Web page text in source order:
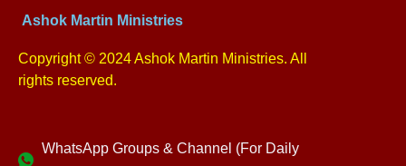
Ashok Martin Ministries
Copyright © 2024 Ashok Martin Ministries. All
rights reserved.
WhatsApp Groups & Channel (For Daily